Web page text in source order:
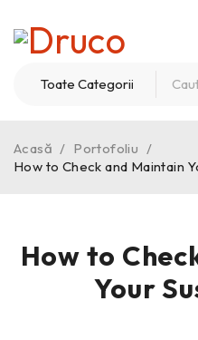
Acasă / Portofoliu /
How to Check and Maintain
How to
Your